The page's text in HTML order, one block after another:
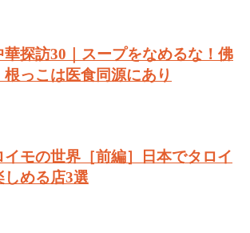
探訪30｜スープをなめるな！佛
っこは医食同源にあり
モの世界［前編］日本でタロイ
める店3選